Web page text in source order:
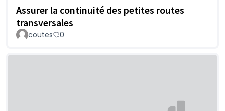
Assurer la continuité des petites routes
transversales
coutes 0